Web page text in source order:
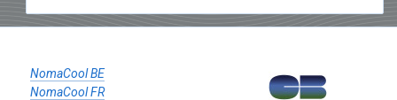
NomaCool BE
NomaCool FR